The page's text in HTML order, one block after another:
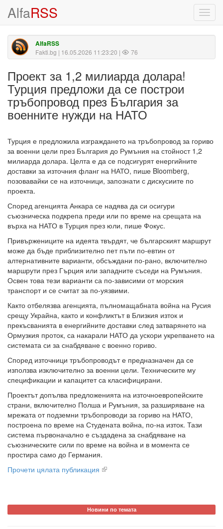
AlfaRSS
AlfaRSS
Fakti.bg | 16.05.2026 11:23:20 | 76
Проект за 1,2 милиарда долара!
Турция предложи да се построи
тръбопровод през България за
военните нужди на НАТО
Турция е предложила изграждането на тръбопровод за гориво
за военни цели през България до Румъния на стойност 1,2
милиарда долара. Целта е да се подсигурят енергийните
доставки за източния фланг на НАТО, пише Bloomberg,
позовавайки се на източници, запознати с дискусиите по
проекта.
Според агенцията Анкара се надява да си осигури
съюзническа подкрепа преди или по време на срещата на
върха на НАТО в Турция през юли, пише Фокус.
Привържениците на идеята твърдят, че българският маршрут
може да бъде приблизително пет пъти по-евтин от
алтернативните варианти, обсъждани по-рано, включително
маршрути през Гърция или западните съседи на Румъния.
Освен това тези варианти са по-зависими от морския
транспорт и се считат за по-уязвими.
Както отбелязва агенцията, пълномащабната война на Русия
срещу Украйна, както и конфликтът в Близкия изток и
прекъсванията в енергийните доставки след затварянето на
Ормузкия проток, са накарали НАТО да ускори укрепването на
системата си за снабдяване с военно гориво.
Според източници тръбопроводът е предназначен да се
използва изключително за военни цели. Техническите му
спецификации и капацитет са класифицирани.
Проектът допълва предложенията на източноевропейските
страни, включително Полша и Румъния, за разширяване на
мрежата от подземни тръбопроводи за гориво на НАТО,
построена по време на Студената война, по-на изток. Тази
система първоначално е създадена за снабдяване на
съюзническите сили по време на война и в момента се
простира само до Германия.
Прочети цялата публикация
Новини по темата